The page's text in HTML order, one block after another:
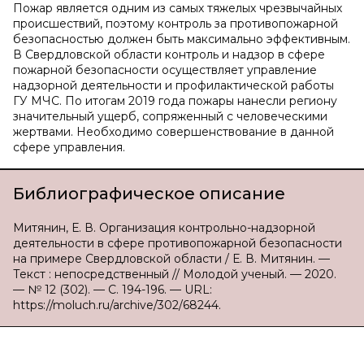
Пожар является одним из самых тяжелых чрезвычайных
происшествий, поэтому контроль за противопожарной
безопасностью должен быть максимально эффективным.
В Свердловской области контроль и надзор в сфере
пожарной безопасности осуществляет управление
надзорной деятельности и профилактической работы
ГУ МЧС. По итогам 2019 года пожары нанесли региону
значительный ущерб, сопряженный с человеческими
жертвами. Необходимо совершенствование в данной
сфере управления.
Библиографическое описание
Митянин, Е. В. Организация контрольно-надзорной
деятельности в сфере противопожарной безопасности
на примере Свердловской области / Е. В. Митянин. —
Текст : непосредственный // Молодой ученый. — 2020.
— № 12 (302). — С. 194-196. — URL:
https://moluch.ru/archive/302/68244.